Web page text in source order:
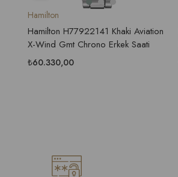
Hamilton
Hamilton H77922141 Khaki Aviation
X-Wind Gmt Chrono Erkek Saati
₺60.330,00